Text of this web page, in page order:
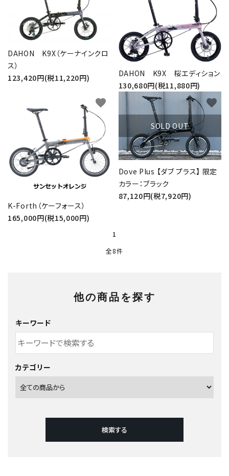
DAHON K9X（ケーナインクロ
ス）
123,420円(税11,220円)
DAHON K9X 桜エディション
130,680円(税11,880円)
K-Forth（ケーフォース）
165,000円(税15,000円)
favorite
SOLD OUT
Dove Plus 【ダブ プラス】 限定
カラー：ブラック
87,120円(税7,920円)
favorite
1
全8件
他の商品を探す
キーワード
カテゴリー
検索する